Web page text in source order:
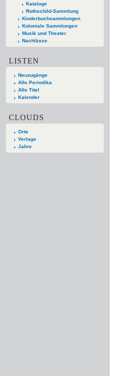
Kataloge
Rothschild-Sammlung
Kinderbuchsammlungen
Koloniale Sammlungen
Musik und Theater
Nachlässe
LISTEN
Neuzugänge
Alle Periodika
Alle Titel
Kalender
CLOUDS
Orte
Verlage
Jahre